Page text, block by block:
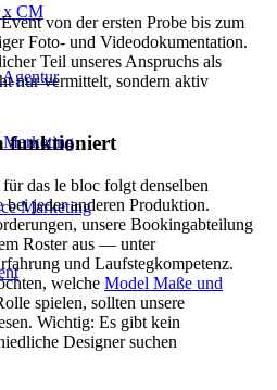
x CM
Marketing
von der ersten Probe bis zum
Foto- und Videodokumentation.
Teil unseres Anspruchs als
nur vermittelt, sondern aktiv
funktioniert
das le bloc folgt denselben
jeder anderen Produktion.
unsere Bookingabteilung
Roster aus — unter
und Laufstegkompetenz.
welche Model Maße und
spielen, sollten unsere
Wichtig: Es gibt kein
Designer suchen